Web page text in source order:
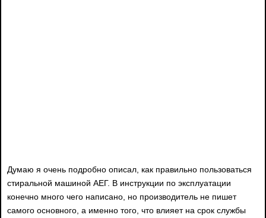
Думаю я очень подробно описал, как правильно пользоваться
стиральной машиной АЕГ. В инструкции по эксплуатации
конечно много чего написано, но производитель не пишет
самого основного, а именно того, что влияет на срок службы